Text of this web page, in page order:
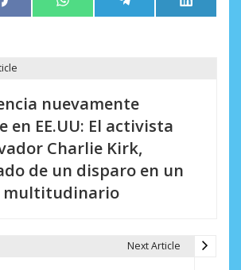
Compartir
en
Facebook Compartir
en
WhatsApp Compartir
en
Telegram
en
LinkedIn
nuevamente
en EE.UU: El activista
Charlie Kirk,
de un disparo en un
multitudinario
Next Article